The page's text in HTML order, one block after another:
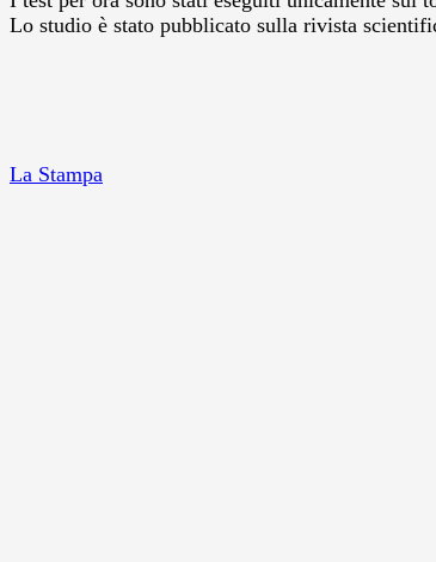
Lo studio è stato pubblicato sulla rivista
La Stampa